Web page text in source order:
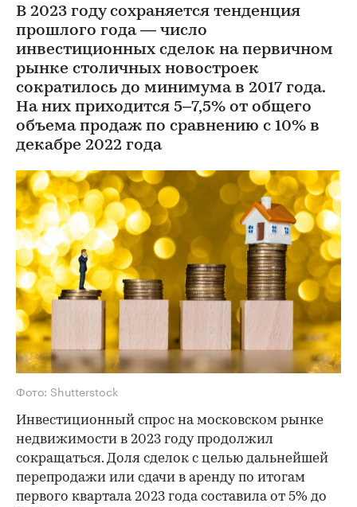
В 2023 году сохраняется тенденция
прошлого года — число
инвестиционных сделок на первичном
рынке столичных новостроек
сократилось до минимума в 2017 года.
На них приходится 5–7,5% от общего
объема продаж по сравнению с 10% в
декабре 2022 года
Фото: Shutterstock
Инвестиционный спрос на московском рынке
недвижимости в 2023 году продолжил
сокращаться. Доля сделок с целью дальнейшей
перепродажи или сдачи в аренду по итогам
первого квартала 2023 года составила от 5% до